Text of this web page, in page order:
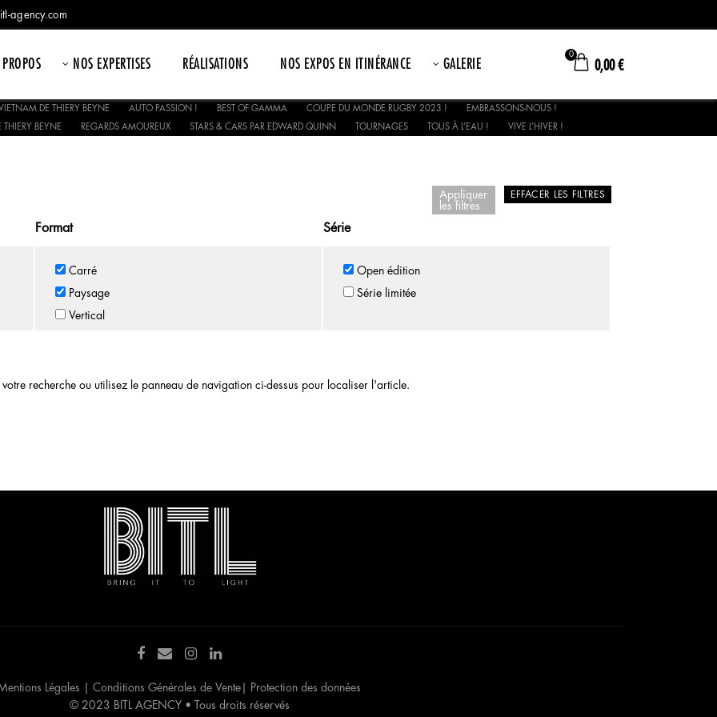
agency.com
NOS EXPERTISES RÉALISATIONS NOS EXPOS EN ITINÉRANCE GALERIE
0
0,00€
DE THIERY BEYNE AUTO PASSION ! BEST OF GAMMA COUPE DU MONDE RUGBY 2023 ! EMBRASSONS-NOUS !
BEYNE REGARDS AMOUREUX STARS & CARS PAR EDWARD QUINN TOURNAGES TOUS À L’EAU ! VIVE L’HIVER !
EFFACER LES FILTRES
Format
Carré
Paysage
Vertical
Série
Open édition
Série limitée
Appliquer
les filtres
recherche ou utilisez le panneau de navigation ci-dessus pour localiser l'article.
Légales Conditions Générales de Vente
Protection des données
© 2023 BITL AGENCY • Tous droits réservés